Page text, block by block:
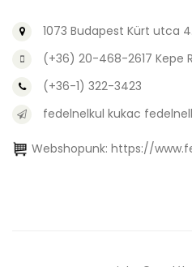
1073 Budapest Kürt utca 4.
(+36) 20-468-2617 Kepe
(+36-1) 322-3423
fedelnelkul kukac
Webshopunk: https://